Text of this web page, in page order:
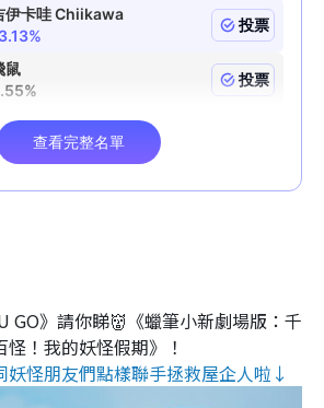
GO》請你睇👹《蠟筆小新劇場版：千
怪！我的妖怪假期》！
怪朋友們點樣聯手拯救屋企人啦↓